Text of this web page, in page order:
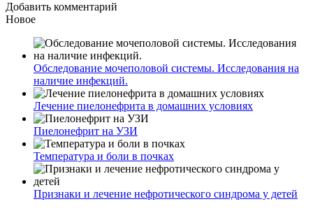
Добавить комментарий
Новое
Обследование мочеполовой системы. Исследования на
наличие инфекций.
Лечение пиелонефрита в домашних условиях
Пиелонефрит на УЗИ
Температура и боли в почках
Признаки и лечение нефротического синдрома у детей